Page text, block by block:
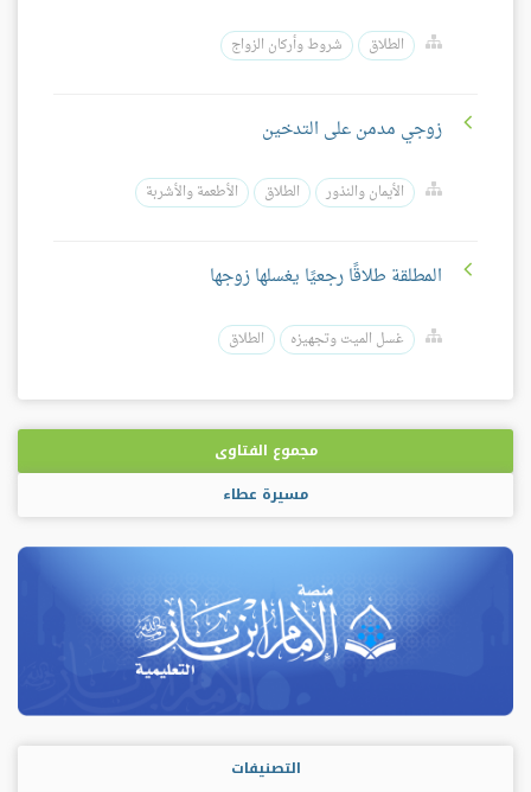
الطلاق شروط وأركان الزواج
زوجي مدمن على التدخين
الأيمان والنذور الطلاق الأطعمة والأشربة
المطلقة طلاقًا رجعيًا يغسلها زوجها
غسل الميت وتجهيزه الطلاق
مجموع الفتاوى
مسيرة عطاء
التصنيفات